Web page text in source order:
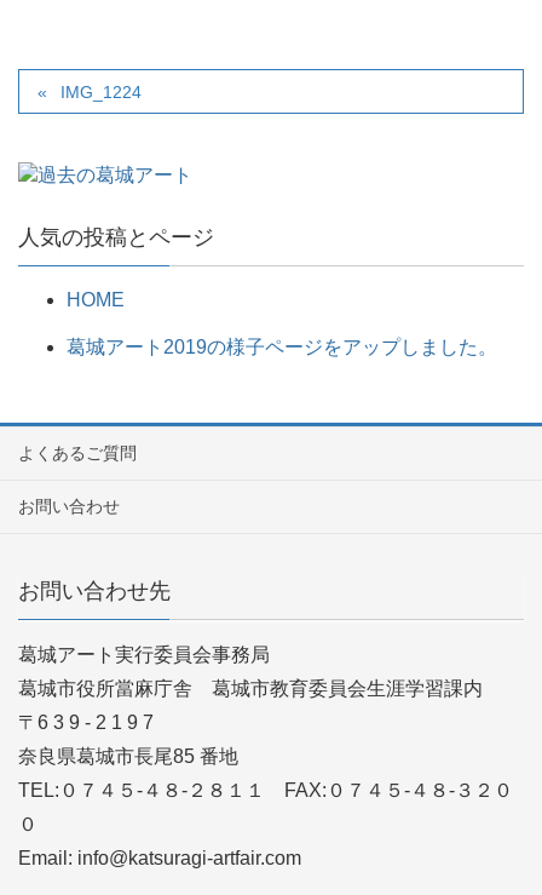
IMG_1224
人気の投稿とページ
HOME
葛城アート2019の様子ページをアップしました。
よくあるご質問
お問い合わせ
お問い合わせ先
葛城アート実行委員会事務局
葛城市役所當麻庁舎 葛城市教育委員会生涯学習課内
〒6 3 9 - 2 1 9 7
奈良県葛城市長尾85 番地
TEL:０７４５-４８-２８１１ FAX:０７４５-４８-３２０
０
Email: info@katsuragi-artfair.com